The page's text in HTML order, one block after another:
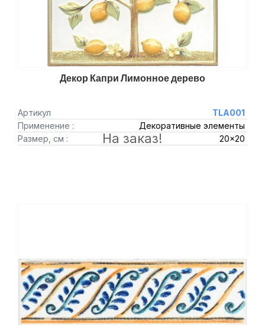
Декор Капри Лимонное дерево
Артикул
TLA001
Применение :
Декоративные элементы
Размер, см :
20x20
На заказ!